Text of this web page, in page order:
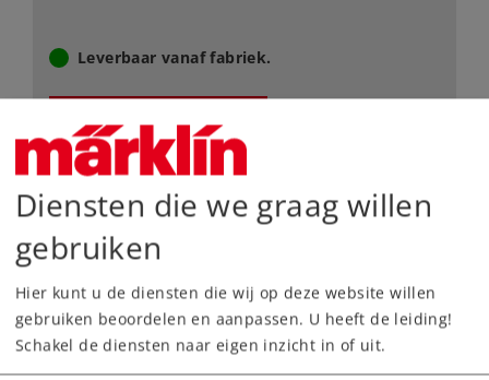
Leverbaar vanaf fabriek.
Webwinkel
Dealer zoeken
Downloads
Onderdelen bestellen
Diensten die we graag willen
gebruiken
Hier kunt u de diensten die wij op deze website willen
gebruiken beoordelen en aanpassen. U heeft de leiding!
Schakel de diensten naar eigen inzicht in of uit.